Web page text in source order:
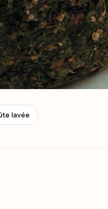
lavée